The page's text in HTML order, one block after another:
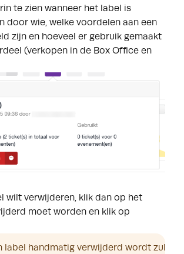
te zien wanneer het label is
door wie, welke voordelen aan een
zijn en hoeveel er gebruik gemaakt
(verkopen in de Box Office en
wilt verwijderen, klik dan op het
moet worden en klik op
label handmatig verwijderd wordt